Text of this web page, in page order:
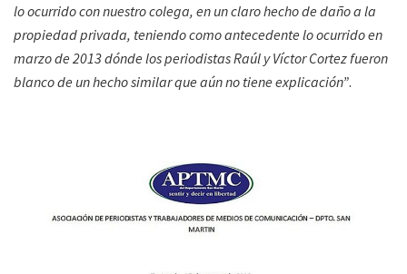
lo ocurrido con nuestro colega, en un claro hecho de daño a la
propiedad privada, teniendo como antecedente lo ocurrido en
marzo de 2013 dónde los periodistas Raúl y Víctor Cortez fueron
blanco de un hecho similar que aún no tiene explicación”.